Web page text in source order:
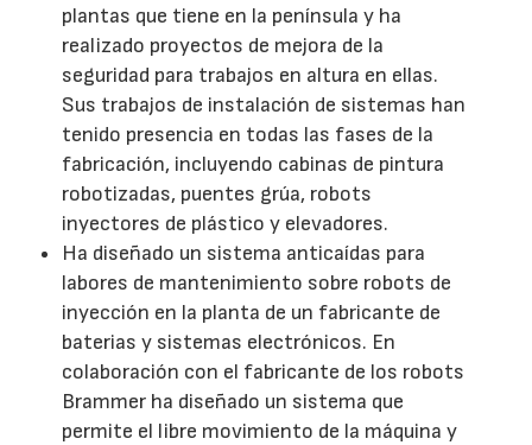
plantas que tiene en la península y ha
realizado proyectos de mejora de la
seguridad para trabajos en altura en ellas.
Sus trabajos de instalación de sistemas han
tenido presencia en todas las fases de la
fabricación, incluyendo cabinas de pintura
robotizadas, puentes grúa, robots
inyectores de plástico y elevadores.
Ha diseñado un sistema anticaídas para
labores de mantenimiento sobre robots de
inyección en la planta de un fabricante de
baterias y sistemas electrónicos. En
colaboración con el fabricante de los robots
Brammer ha diseñado un sistema que
permite el libre movimiento de la máquina y